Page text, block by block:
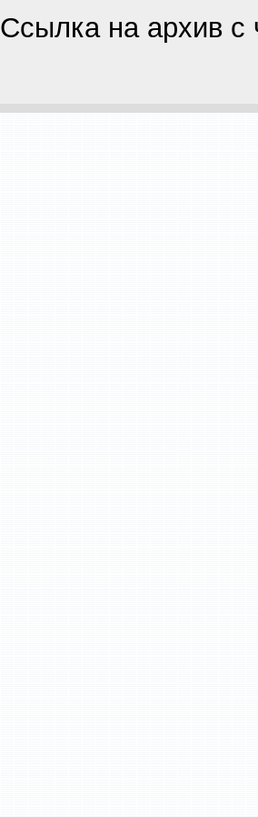
Ссылка на архив